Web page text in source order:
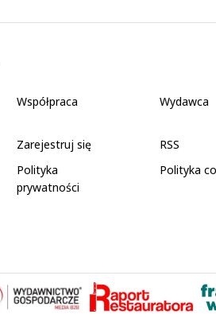
Współpraca Wydawca
Zarejestruj się
RSS
Polityka
prywatności
Polityka